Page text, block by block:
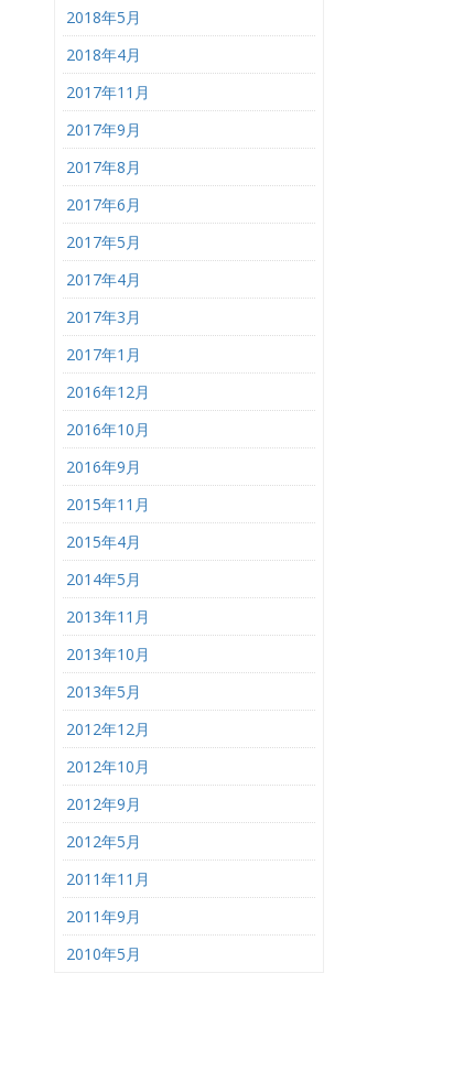
2018年5月
2018年4月
2017年11月
2017年9月
2017年8月
2017年6月
2017年5月
2017年4月
2017年3月
2017年1月
2016年12月
2016年10月
2016年9月
2015年11月
2015年4月
2014年5月
2013年11月
2013年10月
2013年5月
2012年12月
2012年10月
2012年9月
2012年5月
2011年11月
2011年9月
2010年5月